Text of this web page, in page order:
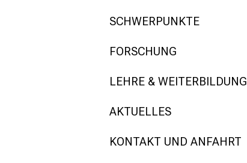
SCHWERPUNKTE
FORSCHUNG
LEHRE & WEITERBILDUNG
AKTUELLES
KONTAKT UND ANFAHRT
mehr Informationen